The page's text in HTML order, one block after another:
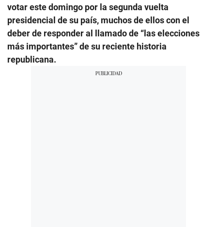
votar este domingo por la segunda vuelta
presidencial de su país, muchos de ellos con el
deber de responder al llamado de “las elecciones
más importantes” de su reciente historia
republicana.